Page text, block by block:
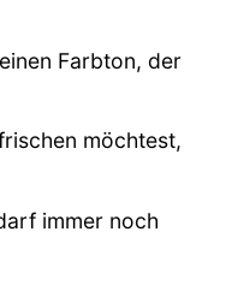
Farbton, der
möchtest,
immer noch